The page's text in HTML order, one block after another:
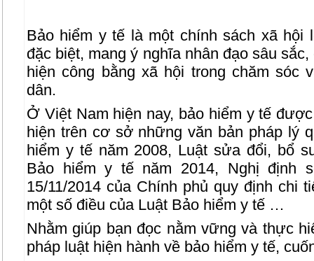
Bảo hiểm y tế là một chính sách xã hội
đặc biệt, mang ý nghĩa nhân đạo sâu
hiện công bằng xã hội trong chăm sóc
dân.
Ở Việt Nam hiện nay, bảo hiểm y tế
hiện trên cơ sở những văn bản pháp lý
hiểm y tế năm 2008, Luật sửa đổi, bổ
Bảo hiểm y tế năm 2014, Nghị định
15/11/2014 của Chính phủ quy định chi
một số điều của Luật Bảo hiểm y tế …
Nhằm giúp bạn đọc nằm vững và thực
pháp luật hiện hành về bảo hiểm y tế,